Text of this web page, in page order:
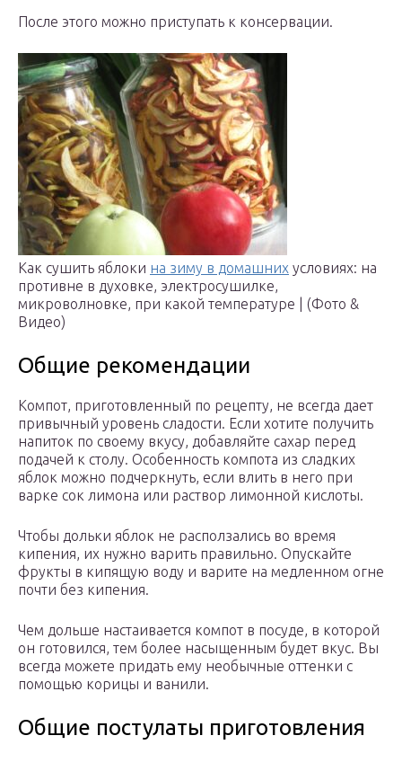
После этого можно приступать к консервации.
Как сушить яблоки на зиму в домашних условиях: на
противне в духовке, электросушилке,
микроволновке, при какой температуре | (Фото &
Видео)
Общие рекомендации
Компот, приготовленный по рецепту, не всегда дает
привычный уровень сладости. Если хотите получить
напиток по своему вкусу, добавляйте сахар перед
подачей к столу. Особенность компота из сладких
яблок можно подчеркнуть, если влить в него при
варке сок лимона или раствор лимонной кислоты.
Чтобы дольки яблок не расползались во время
кипения, их нужно варить правильно. Опускайте
фрукты в кипящую воду и варите на медленном огне
почти без кипения.
Чем дольше настаивается компот в посуде, в которой
он готовился, тем более насыщенным будет вкус. Вы
всегда можете придать ему необычные оттенки с
помощью корицы и ванили.
Общие постулаты приготовления